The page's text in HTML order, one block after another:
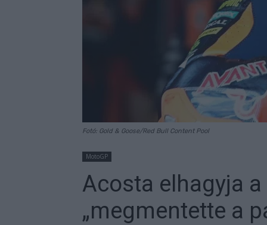
Fotó: Gold & Goose/Red Bull Content Pool
MotoGP
Acosta elhagyja
„megmentette a